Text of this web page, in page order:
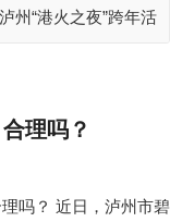
州“港火之夜”跨年活
理吗？
吗？ 近日，泸州市碧